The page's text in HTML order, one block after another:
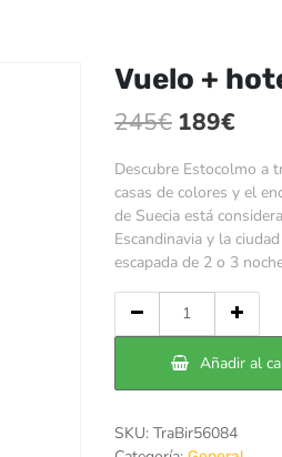
Vuelo +
245€ El
precio
original
era:
245€.
189€El
es:
Descubre Estocolmo a
casas de colores y el
de Suecia está
Escandinavia y la
escapada de 2 o 3
hotel
Añadir al
SKU: TraBir56084